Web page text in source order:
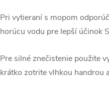
Pri vytieraní s mopom
horúcu vodu pre lepší účinok
Pre silné znečistenie použite
krátko zotrite vlhkou handrou